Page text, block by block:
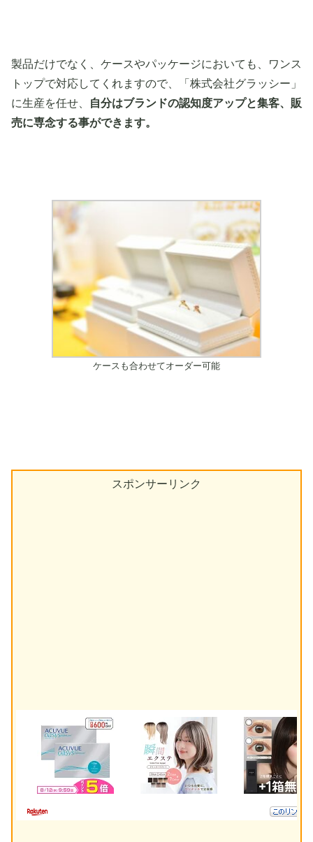
製品だけでなく、ケースやパッケージにおいても、ワンス
トップで対応してくれますので、「株式会社グラッシー」
に生産を任せ、
自分はブランドの認知度アップと集客、販
売に専念する事ができます。
ケースも合わせてオーダー可能
スポンサーリンク